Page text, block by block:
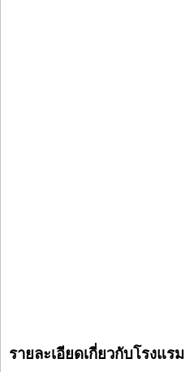
รายละเอียดเกี่ยวกับโรงแรม